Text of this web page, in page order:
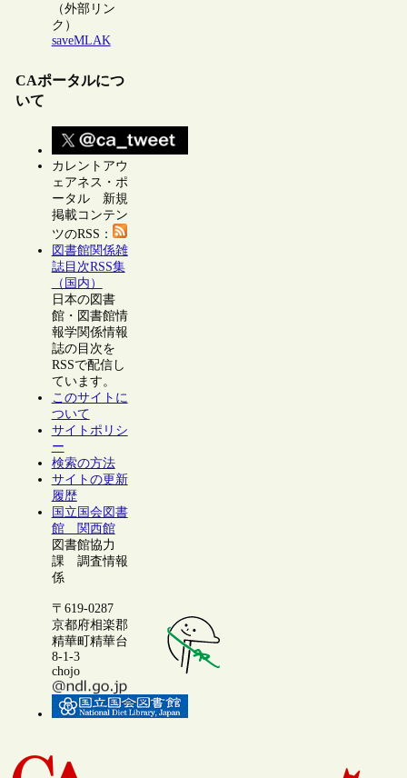
（外部リン
ク）
saveMLAK
CAポータルにつ
いて
カレントアウ
ェアネス・ポ
ータル 新規
掲載コンテン
ツのRSS：
図書館関係雑
誌目次RSS集
（国内）
日本の図書
館・図書館情
報学関係情報
誌の目次を
RSSで配信し
ています。
このサイトに
ついて
サイトポリシ
ー
検索の方法
サイトの更新
履歴
国立国会図書
館 関西館
図書館協力
課 調査情報
係
〒619-0287
京都府相楽郡
精華町精華台
8-1-3
chojo